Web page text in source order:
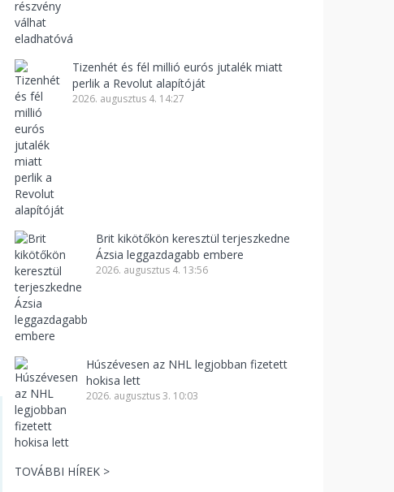
Tizenhét és fél millió eurós jutalék miatt
perlik a Revolut alapítóját
2026. augusztus 4. 14:27
Brit kikötőkön keresztül terjeszkedne
Ázsia leggazdagabb embere
2026. augusztus 4. 13:56
Húszévesen az NHL legjobban fizetett
hokisa lett
2026. augusztus 3. 10:03
TOVÁBBI HÍREK >